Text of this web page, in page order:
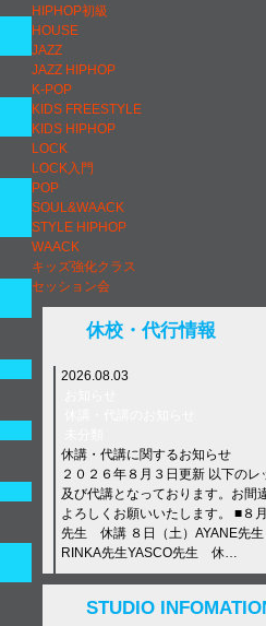
HIPHOP初級
HOUSE
JAZZ
JAZZ HIPHOP
K-POP
KIDS FREESTYLE
KIDS HIPHOP
LOCK
LOCK入門
POP
SOUL&WAACK
STYLE HIPHOP
WAACK
キッズ強化クラス
セッション会
休校・代行情報
2026.08.03
休講・代講に関するお知らせ
２０２６年８月３日更新 以下のレ
及び代講となっております。お間
よろしくお願いいたします。 ■８
先生 休講 ８日（土）AYANE
RINKA先生YASCO先生 休…
お知らせ
STUDIO